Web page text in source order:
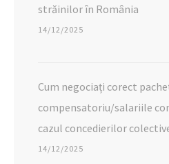
străinilor în România
14/12/2025
Cum negociați corect
compensatoriu/salariile
cazul concedierilor
14/12/2025